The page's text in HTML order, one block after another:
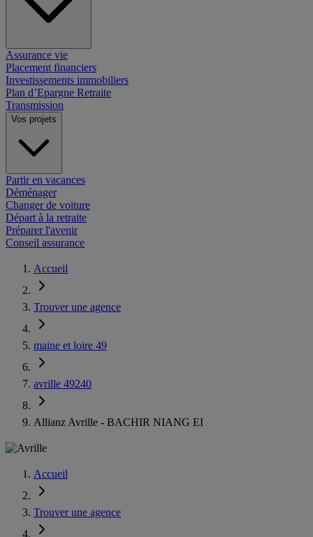
Assurance vie
Placement financiers
Investissements immobiliers
Plan d’Epargne Retraite
Transmission
Vos projets
Partir en vacances
Déménager
Changer de voiture
Départ à la retraite
Préparer l'avenir
Conseil assurance
Accueil
Trouver une agence
maine et loire 49
avrille 49240
Allianz Avrille - BACHIR NIANG EI
Accueil
Trouver une agence